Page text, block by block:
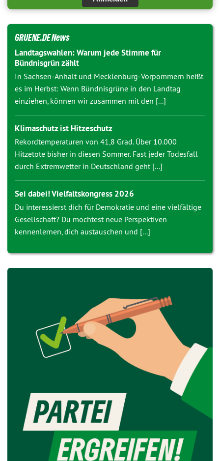
GRUENE.DE News
Landtagswahlen: Warum jede Stimme für
Bündnisgrün zählt
In Sachsen-Anhalt und Mecklenburg-Vorpommern heißt
es im Herbst: Wenn Bündnisgrüne in den Landtag
einziehen, können wir zusammen mit den [...]
Klimaschutz ist Hitzeschutz
Rekordtemperaturen von 41,8 Grad. Über 10.000
Hitzetote bisher in diesen Sommer. Fast jeder Todesfall
durch Extremwetter in Deutschland geht [...]
Sei dabei! Vielfaltskongress 2026
Du interessierst dich für Demokratie und eine vielfältige
Gesellschaft? Du möchtest neue Perspektiven
kennenlernen, dich austauschen und [...]